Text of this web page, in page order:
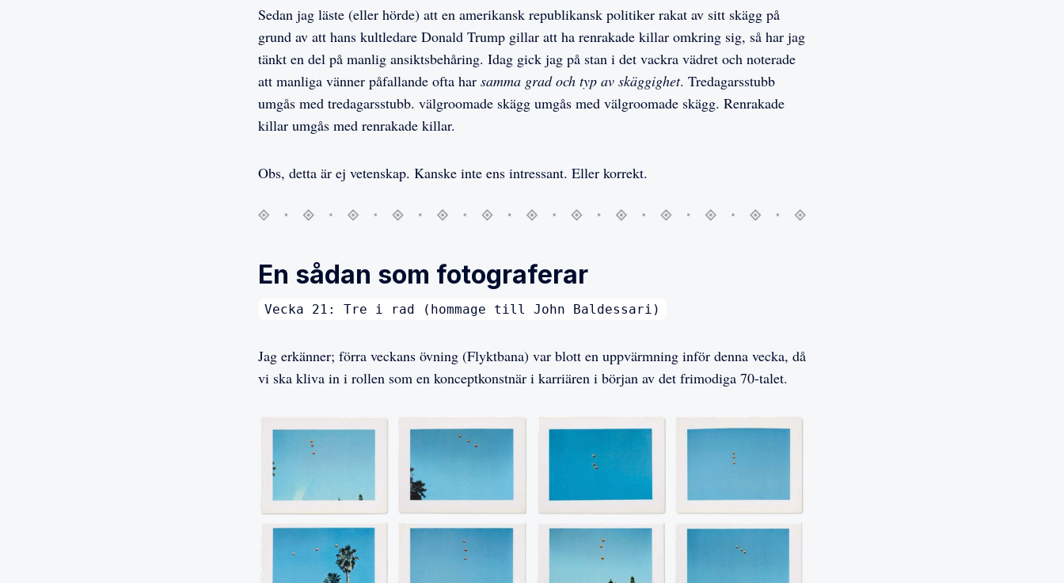
Sedan jag läste (eller hörde) att en amerikansk republikansk politiker rakat av sitt skägg på
grund av att hans kultledare Donald Trump gillar att ha renrakade killar omkring sig, så har jag
tänkt en del på manlig ansiktsbehåring. Idag gick jag på stan i det vackra vädret och noterade
att manliga vänner påfallande ofta har samma grad och typ av skäggighet. Tredagarsstubb
umgås med tredagarsstubb. välgroomade skägg umgås med välgroomade skägg. Renrakade
killar umgås med renrakade killar.
Obs, detta är ej vetenskap. Kanske inte ens intressant. Eller korrekt.
En sådan som fotograferar
Vecka 21: Tre i rad (hommage till John Baldessari)
Jag erkänner; förra veckans övning (Flyktbana) var blott en uppvärmning inför denna vecka, då
vi ska kliva in i rollen som en konceptkonstnär i karriären i början av det frimodiga 70-talet.